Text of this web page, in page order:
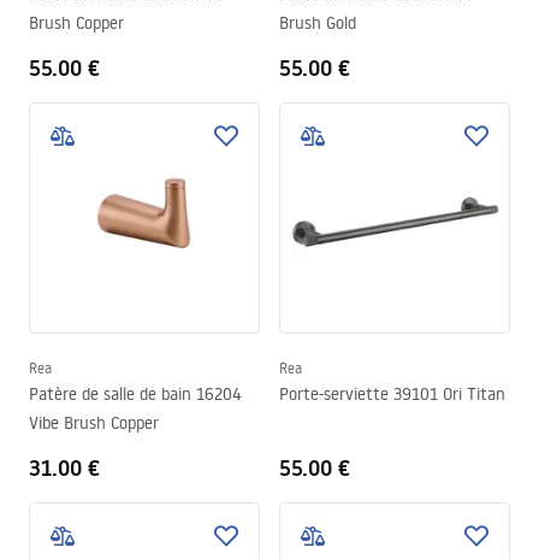
Brush Copper
55.00 €
Brush Gold
55.00 €
Rea
Patère de salle de bain 16204
Vibe Brush Copper
31.00 €
Rea
Porte-serviette 39101 Ori Titan
55.00 €